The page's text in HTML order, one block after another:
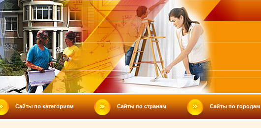
Сайты по категориям Сайты по странам Сайты по городам